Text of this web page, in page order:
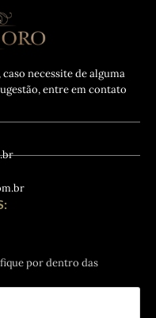
necessite de alguma
entre em contato
por dentro das